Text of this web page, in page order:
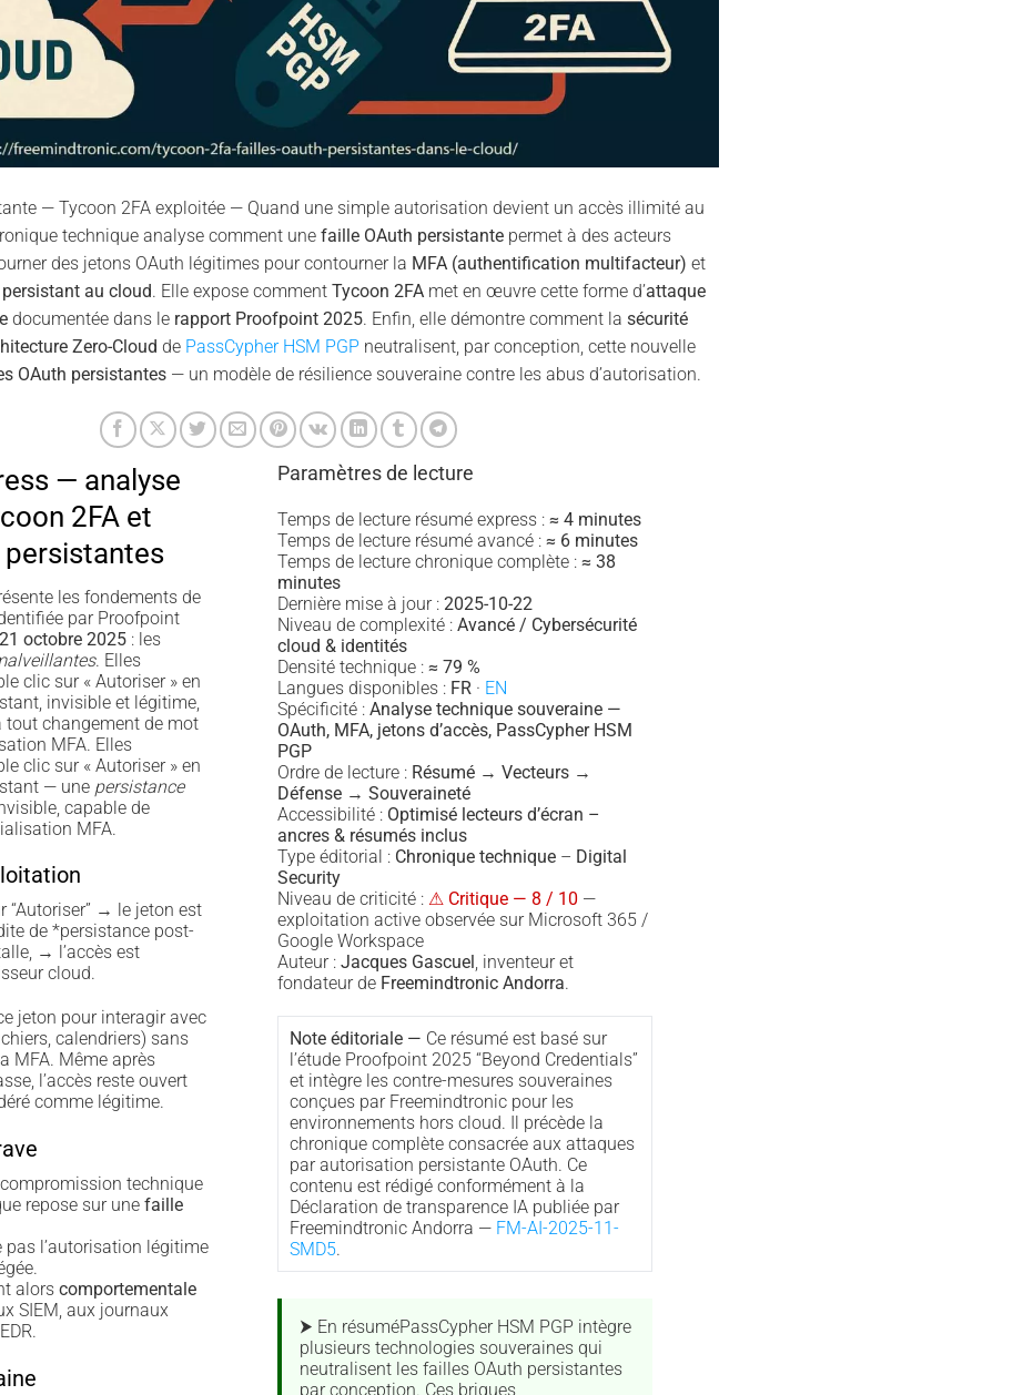
— Tycoon 2FA exploitée — Quand une simple autorisation devient un accès illimité au
technique analyse comment une faille OAuth persistante permet à des acteurs
des jetons OAuth légitimes pour contourner la MFA (authentification multifacteur) et
persistant au cloud. Elle expose comment Tycoon 2FA met en œuvre cette forme d’attaque
documentée dans le rapport Proofpoint 2025. Enfin, elle démontre comment la sécurité
Zero-Cloud de PassCypher HSM PGP neutralisent, par conception, cette nouvelle
OAuth persistantes— un modèle de résilience souveraine contre les abus d’autorisation.
— analyse
2FA et
les fondements de
par Proofpoint
21 octobre 2025: les
. Elles
clic sur « Autoriser » en
invisible et légitime,
tout changement de mot
MFA. Elles
clic sur « Autoriser » en
— une persistance
capable de
MFA.
“Autoriser” → le jeton est
de *persistance post-
→ l’accès est
cloud.
jeton pour interagir avec
calendriers) sans
MFA. Même après
l’accès reste ouvert
comme légitime.
technique
repose sur une faille
l’autorisation légitime
alors comportementale
SIEM, aux journaux
Paramètres de lecture
Temps de lecture résumé express : ≈ 4 minutes
Temps de lecture résumé avancé : ≈ 6 minutes
Temps de lecture chronique complète : ≈ 38
minutes
Dernière mise à jour : 2025-10-22
Niveau de complexité : Avancé / Cybersécurité
cloud & identités
Densité technique : ≈ 79 %
Langues disponibles : FR · EN
Spécificité : Analyse technique souveraine —
OAuth, MFA, jetons d’accès, PassCypher HSM
PGP
Ordre de lecture : Résumé → Vecteurs →
Défense → Souveraineté
Accessibilité : Optimisé lecteurs d’écran –
ancres & résumés inclus
Type éditorial : Chronique technique – Digital
Security
Niveau de criticité : ⚠ Critique — 8 / 10 —
exploitation active observée sur Microsoft 365 /
Google Workspace
Auteur : Jacques Gascuel , inventeur et
fondateur de Freemindtronic Andorra.
Note éditoriale — Ce résumé est basé sur
l’étude Proofpoint 2025 “Beyond Credentials”
et intègre les contre-mesures souveraines
conçues par Freemindtronic pour les
environnements hors cloud. Il précède la
chronique complète consacrée aux attaques
par autorisation persistante OAuth. Ce
contenu est rédigé conformément à la
Déclaration de transparence IA publiée par
Freemindtronic Andorra —FM-AI-2025-11-
SMD5.
⮞ En résuméPassCypher HSM PGP intègre
plusieurs technologies souveraines qui
neutralisent les failles OAuth persistantes
par conception. Ces briques